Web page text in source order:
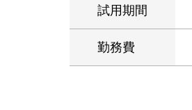
試用期間
勤務費